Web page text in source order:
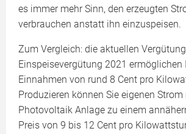
es immer mehr Sinn, den erzeugten
verbrauchen anstatt ihn einzuspeisen.
Zum Vergleich: die aktuellen
Einspeisevergütung 2021 ermöglichen
Einnahmen von rund 8 Cent pro
Produzieren können Sie eigenen
Photovoltaik Anlage zu einem
Preis von 9 bis 12 Cent pro